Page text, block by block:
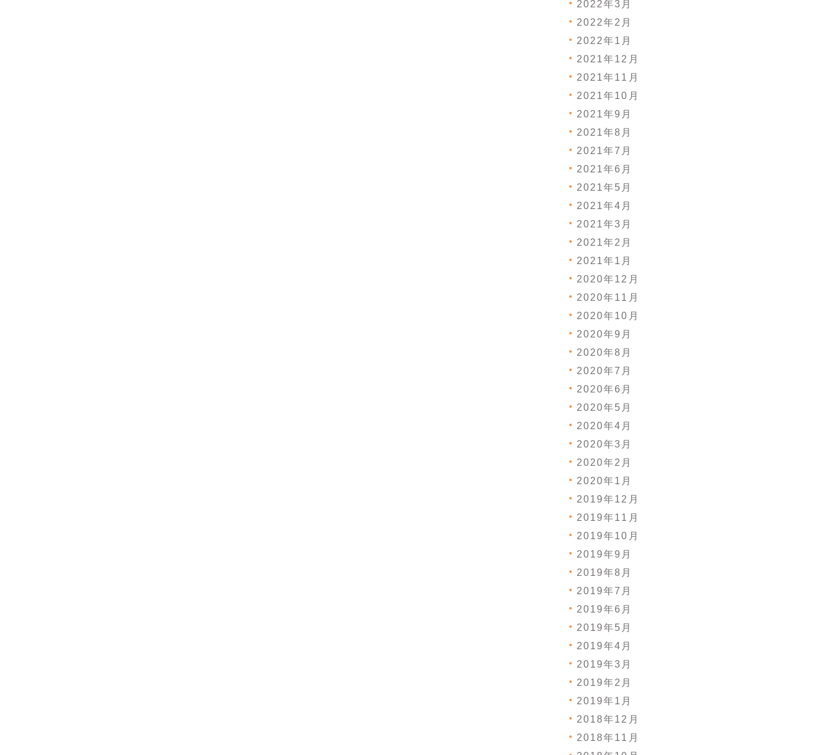
2022年3月
2022年2月
2022年1月
2021年12月
2021年11月
2021年10月
2021年9月
2021年8月
2021年7月
2021年6月
2021年5月
2021年4月
2021年3月
2021年2月
2021年1月
2020年12月
2020年11月
2020年10月
2020年9月
2020年8月
2020年7月
2020年6月
2020年5月
2020年4月
2020年3月
2020年2月
2020年1月
2019年12月
2019年11月
2019年10月
2019年9月
2019年8月
2019年7月
2019年6月
2019年5月
2019年4月
2019年3月
2019年2月
2019年1月
2018年12月
2018年11月